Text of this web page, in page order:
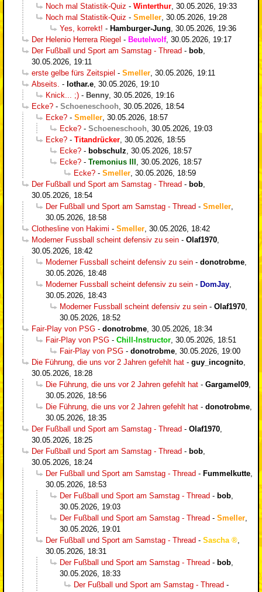
Noch mal Statistik-Quiz - Winterthur 30.05.2026, 19:33
Noch mal Statistik-Quiz - Smeller 30.05.2026, 19:28
Yes, korrekt! - Hamburger-Jung 30.05.2026, 19:36
Der Helenio Herrera Riegel - Beutelwolf, 30.05.2026, 19:17
Der Fußball und Sport am Samstag - Thread - bob
30.05.2026, 19:11
erste gelbe fürs Zeitspiel - Smeller 30.05.2026, 19:11
Abseits. - lothar.e 30.05.2026, 19:10
Knick... ;) - Benny 30.05.2026, 19:16
Ecke? - Schoeneschooh 30.05.2026, 18:54
Ecke? - Smeller 30.05.2026, 18:57
Ecke? - Schoeneschooh 30.05.2026, 19:03
Ecke? - Titandrücker 30.05.2026, 18:55
Ecke? - bobschulz 30.05.2026, 18:57
Ecke? - Tremonius III
30.05.2026, 18:57
Ecke? - Smeller 30.05.2026, 18:59
Der Fußball und Sport am Samstag - Thread - bob
30.05.2026, 18:54
Der Fußball und Sport am Samstag - Thread - Smeller
30.05.2026, 18:58
Clothesline von Hakimi - Smeller 30.05.2026, 18:42
Moderner Fussball scheint defensiv zu sein - Olaf1970
30.05.2026, 18:42
Moderner Fussball scheint defensiv zu sein - donotrobme
30.05.2026, 18:48
Moderner Fussball scheint defensiv zu sein - DomJay
30.05.2026, 18:43
Moderner Fussball scheint defensiv zu sein - Olaf1970
30.05.2026, 18:52
Fair-Play von PSG - donotrobme 30.05.2026, 18:34
Fair-Play von PSG - Chill-Instructor 30.05.2026, 18:51
Fair-Play von PSG - donotrobme 30.05.2026, 19:00
Die Führung, die uns vor 2 Jahren gefehlt hat - guy_incognito
30.05.2026, 18:28
Die Führung, die uns vor 2 Jahren gefehlt hat - Gargamel09
30.05.2026, 18:56
Die Führung, die uns vor 2 Jahren gefehlt hat - donotrobme
30.05.2026, 18:35
Der Fußball und Sport am Samstag - Thread - Olaf1970
30.05.2026, 18:25
Der Fußball und Sport am Samstag - Thread - bob
30.05.2026, 18:24
Der Fußball und Sport am Samstag - Thread - Fummelkutte
30.05.2026, 18:53
Der Fußball und Sport am Samstag - Thread - bob
30.05.2026, 19:03
Der Fußball und Sport am Samstag - Thread - Smeller
30.05.2026, 19:01
Der Fußball und Sport am Samstag - Thread - Sascha
30.05.2026, 18:31
Der Fußball und Sport am Samstag - Thread - bob
30.05.2026, 18:33
Der Fußball und Sport am Samstag - Thread -